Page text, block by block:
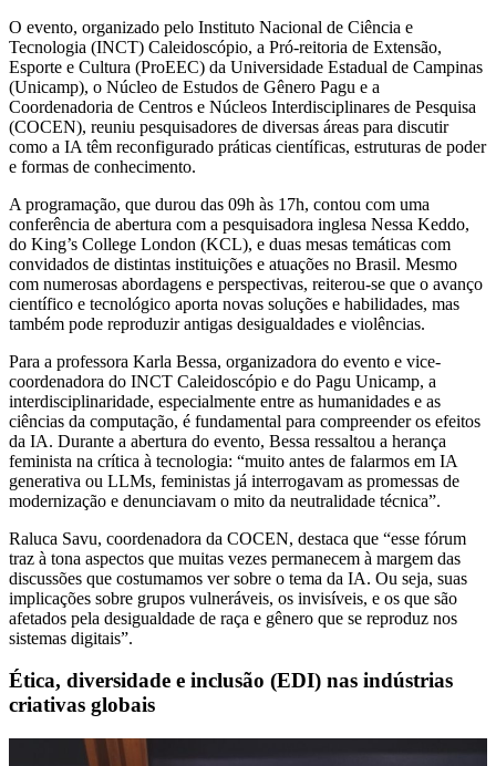
O evento, organizado pelo Instituto Nacional de Ciência e
Tecnologia (INCT) Caleidoscópio, a Pró-reitoria de Extensão,
Esporte e Cultura (ProEEC) da Universidade Estadual de Campinas
(Unicamp), o Núcleo de Estudos de Gênero Pagu e a
Coordenadoria de Centros e Núcleos Interdisciplinares de Pesquisa
(COCEN), reuniu pesquisadores de diversas áreas para discutir
como a IA têm reconfigurado práticas científicas, estruturas de poder
e formas de conhecimento.
A programação, que durou das 09h às 17h, contou com uma
conferência de abertura com a pesquisadora inglesa Nessa Keddo,
do King’s College London (KCL), e duas mesas temáticas com
convidados de distintas instituições e atuações no Brasil. Mesmo
com numerosas abordagens e perspectivas, reiterou-se que o avanço
científico e tecnológico aporta novas soluções e habilidades, mas
também pode reproduzir antigas desigualdades e violências.
Para a professora Karla Bessa, organizadora do evento e vice-
coordenadora do INCT Caleidoscópio e do Pagu Unicamp, a
interdisciplinaridade, especialmente entre as humanidades e as
ciências da computação, é fundamental para compreender os efeitos
da IA. Durante a abertura do evento, Bessa ressaltou a herança
feminista na crítica à tecnologia: “muito antes de falarmos em IA
generativa ou LLMs, feministas já interrogavam as promessas de
modernização e denunciavam o mito da neutralidade técnica”.
Raluca Savu, coordenadora da COCEN, destaca que “esse fórum
traz à tona aspectos que muitas vezes permanecem à margem das
discussões que costumamos ver sobre o tema da IA. Ou seja, suas
implicações sobre grupos vulneráveis, os invisíveis, e os que são
afetados pela desigualdade de raça e gênero que se reproduz nos
sistemas digitais”.
Ética, diversidade e inclusão (EDI) nas indústrias
criativas globais